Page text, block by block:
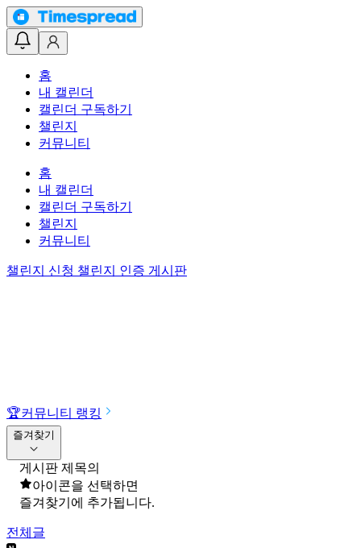
홈
내 캘린더
캘린더 구독하기
챌린지
커뮤니티
홈
내 캘린더
캘린더 구독하기
챌린지
커뮤니티
챌린지 신청 챌린지 인증 게시판
🏆커뮤니티 랭킹
즐겨찾기
게시판 제목의
아이콘을 선택하면
즐겨찾기에 추가됩니다.
전체글